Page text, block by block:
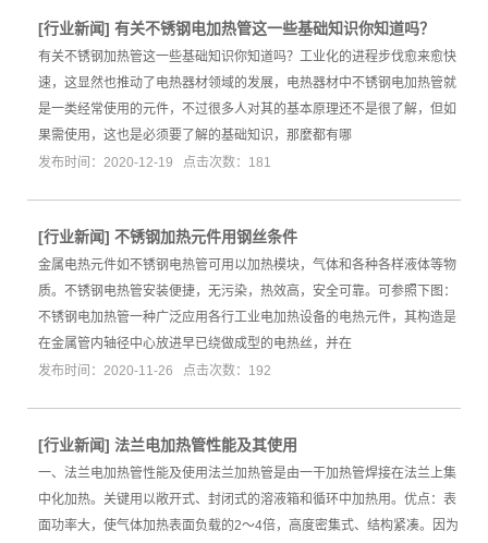
[行业新闻] 有关不锈钢电加热管这一些基础知识你知道吗？
有关不锈钢加热管这一些基础知识你知道吗？工业化的进程步伐愈来愈快
速，这显然也推动了电热器材领域的发展，电热器材中不锈钢电加热管就
是一类经常使用的元件，不过很多人对其的基本原理还不是很了解，但如
果需使用，这也是必须要了解的基础知识，那麼都有哪
发布时间：2020-12-19 点击次数：181
[行业新闻] 不锈钢加热元件用钢丝条件
金属电热元件如不锈钢电热管可用以加热模块，气体和各种各样液体等物
质。不锈钢电热管安装便捷，无污染，热效高，安全可靠。可参照下图：
不锈钢电加热管一种广泛应用各行工业电加热设备的电热元件，其构造是
在金属管内轴径中心放进早已绕做成型的电热丝，并在
发布时间：2020-11-26 点击次数：192
[行业新闻] 法兰电加热管性能及其使用
一、法兰电加热管性能及使用法兰加热管是由一干加热管焊接在法兰上集
中化加热。关键用以敞开式、封闭式的溶液箱和循环中加热用。优点：表
面功率大，使气体加热表面负载的2～4倍，高度密集式、结构紧凑。因为